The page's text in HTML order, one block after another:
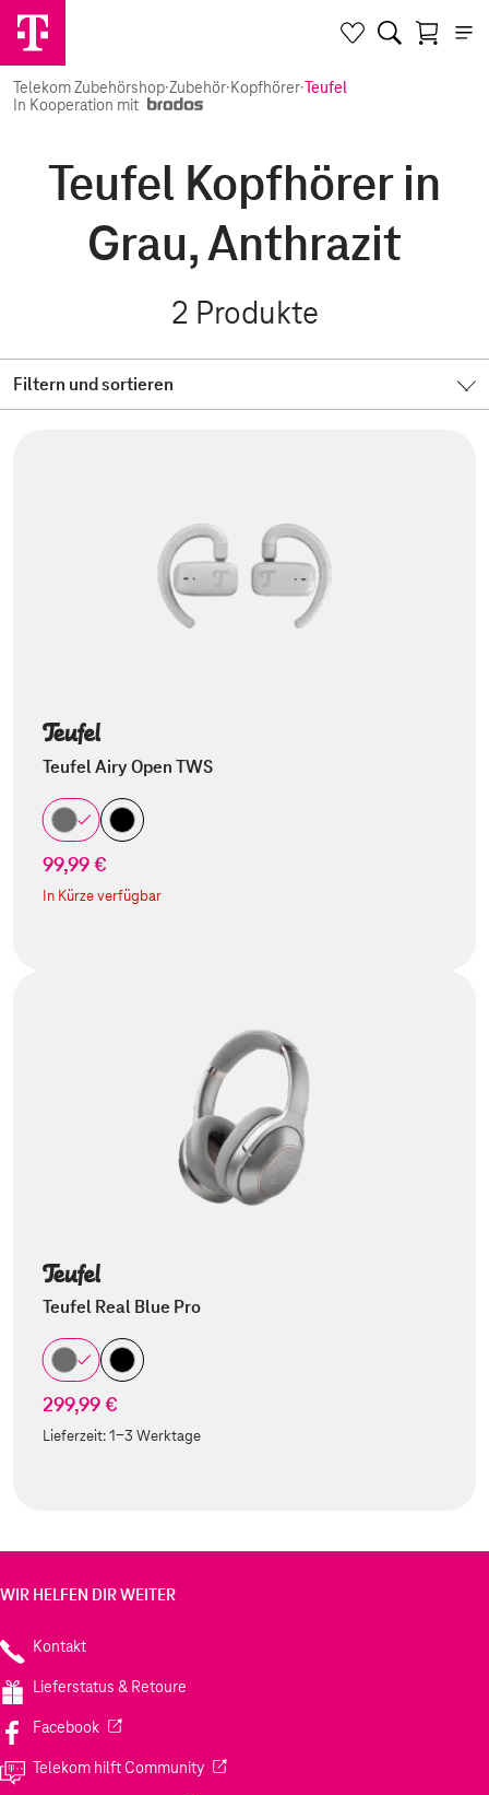
Telekom Zubehörshop·Zubehör·Kopfhörer·Teufel
In Kooperation mit
Teufel Kopfhörer in
Grau, Anthrazit
2 Produkte
Filtern und sortieren
Teufel Airy Open TWS
99,99 €
In Kürze verfügbar
Teufel Real Blue Pro
299,99 €
Lieferzeit:1-3 Werktage
WIR HELFEN DIR WEITER
Kontakt
Lieferstatus & Retoure
Facebook(Wird in einem neuen Tab geöffnet)
Telekom hilft Community(Wird in einem neuen Tab geöffnet)